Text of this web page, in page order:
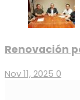
Renovación
Nov 11, 2025 0